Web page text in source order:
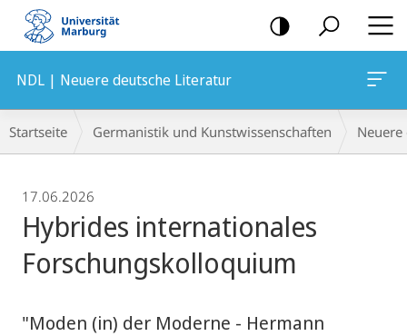
Mobile-
Navigation
NDL | Neuere deutsche Literatur
Breadcrumb-
Navigation
Startseite Germanistik und Kunstwissenschaften
17.06.2026
Hybrides internationales
Forschungskolloquium
"Moden (in) der Moderne - Hermann